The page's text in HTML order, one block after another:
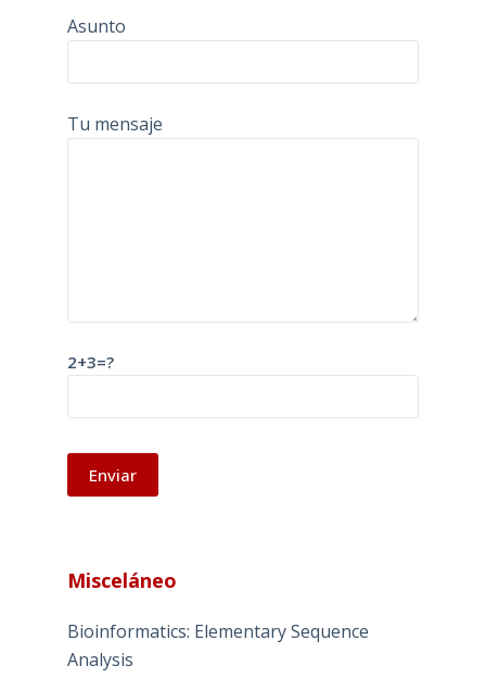
Asunto
Tu mensaje
2+3=?
t
r
n
Misceláneo
Bioinformatics: Elementary Sequence
Analysis